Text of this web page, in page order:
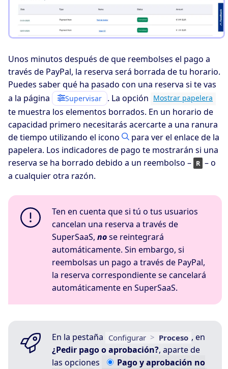
Unos minutos después de que reembolses el pago a
través de PayPal, la reserva será borrada de tu horario.
Puedes saber qué ha pasado con una reserva si te vas
a la página
Supervisar . La opción Mostrar papelera
te muestra los elementos borrados. En un horario de
capacidad primero necesitarás acercarte a una ranura
de tiempo utilizando el icono
para ver el enlace de la
papelera. Los indicadores de pago te mostrarán si una
reserva se ha borrado debido a un reembolso – R – o
a cualquier otra razón.
Ten en cuenta que si tú o tus usuarios
cancelan una reserva a través de
SuperSaaS,nose reintegrará
automáticamente. Sin embargo, si
reembolsas un pago a través de PayPal,
la reserva correspondiente se cancelará
automáticamente en SuperSaaS.
En la pestaña Configurar > Proceso , en
¿Pedir pago o aprobación?, aparte de
las opciones
Pagoy aprobación no